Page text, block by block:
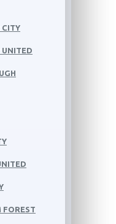
CITY
UNITED